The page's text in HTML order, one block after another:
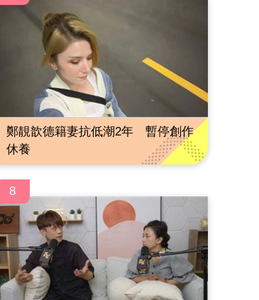
鄭靚歆德籍妻抗低潮2年 暫停創作
休養
8